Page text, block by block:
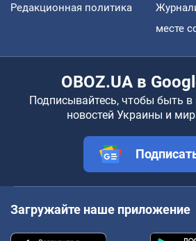
Редакционная политика
месте
OBOZ.UA в
Подписывайтесь, чтобы быть в
новостей Украины и
Загружайте наше приложение